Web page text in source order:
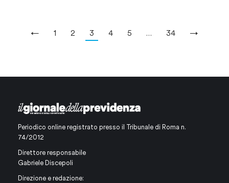
← 1 2 3 4 5 … 34 →
Periodico online registrato presso il Tribunale di Roma n.
74/2012
Direttore responsabile
Gabriele Discepoli
Direzione e redazione: